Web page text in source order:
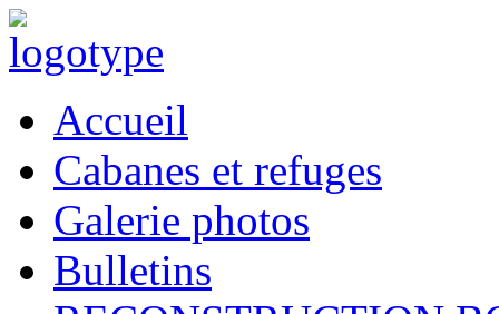
Accueil
Cabanes et refuges
Galerie photos
Bulletins